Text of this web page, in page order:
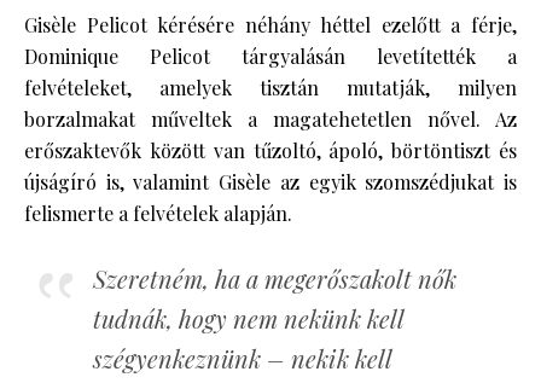
Gisèle Pelicot kérésére néhány héttel ezelőtt a férje,
Dominique Pelicot tárgyalásán levetítették a
felvételeket, amelyek tisztán mutatják, milyen
borzalmakat műveltek a magatehetetlen nővel. Az
erőszaktevők között van tűzoltó, ápoló, börtöntiszt és
újságíró is, valamint Gisèle az egyik szomszédjukat is
felismerte a felvételek alapján.
Szeretném, ha a megerőszakolt nők
tudnák, hogy nem nekünk kell
szégyenkeznünk – nekik kell